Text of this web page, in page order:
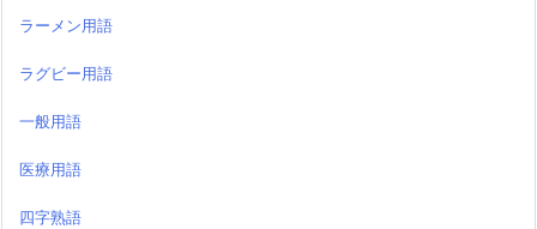
ラーメン用語
ラグビー用語
一般用語
医療用語
四字熟語